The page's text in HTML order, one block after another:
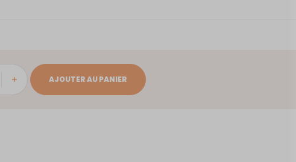
AJOUTER AU PANIER